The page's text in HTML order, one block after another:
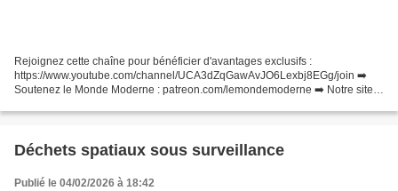
Rejoignez cette chaîne pour bénéficier d'avantages exclusifs :
https://www.youtube.com/channel/UCA3dZqGawAvJO6Lexbj8EGg/join ➡️
Soutenez le Monde Moderne : patreon.com/lemondemoderne ➡️ Notre site
Déchets spatiaux sous surveillance
Publié le 04/02/2026 à 18:42